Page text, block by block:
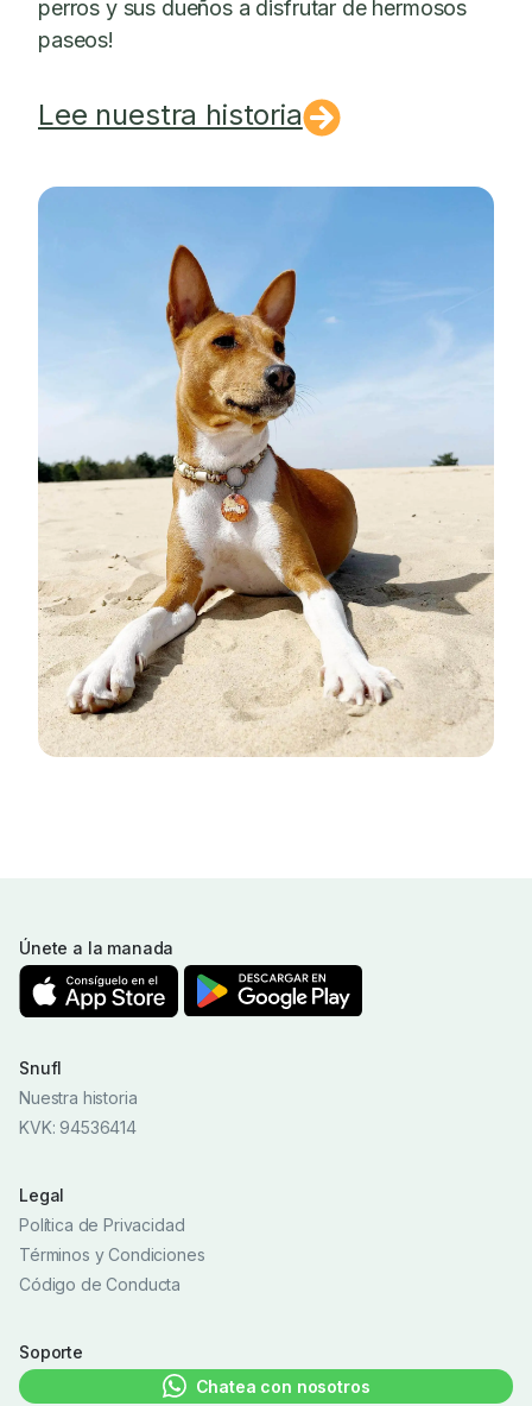
perros y sus dueños a disfrutar de hermosos
paseos!
Lee nuestra historia
Únete a la manada
Snufl
Nuestra historia
KVK: 94536414
Legal
Política de Privacidad
Términos y Condiciones
Código de Conducta
Soporte
Chatea con nosotros